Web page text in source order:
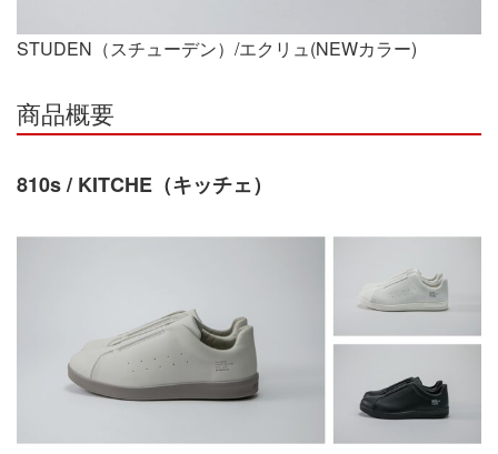
STUDEN（スチューデン）/エクリュ(NEWカラー)
商品概要
810s / KITCHE（キッチェ）